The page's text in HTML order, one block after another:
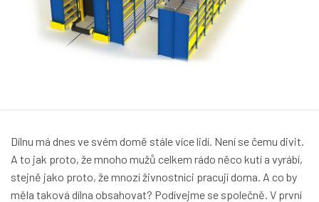
Dílnu má dnes ve svém domě stále více lidí. Není se čemu divit.
A to jak proto, že mnoho mužů celkem rádo něco kutí a vyrábí,
stejně jako proto, že mnozí živnostníci pracují doma. A co by
měla taková dílna obsahovat? Podívejme se společně. V první